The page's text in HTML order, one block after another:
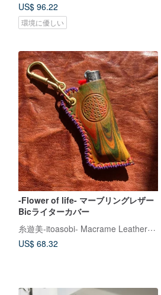
US$ 96.22
環境に優しい
-Flower of life- マーブリングレザー
Bicライターカバー
糸遊美-itoasobi- Macrame Leather Works
US$ 68.32